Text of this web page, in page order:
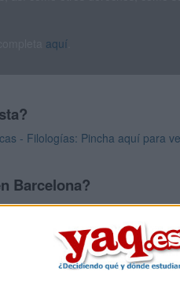
aquí
- Filologías: Pincha aquí para
Barcelona?
Barcelona